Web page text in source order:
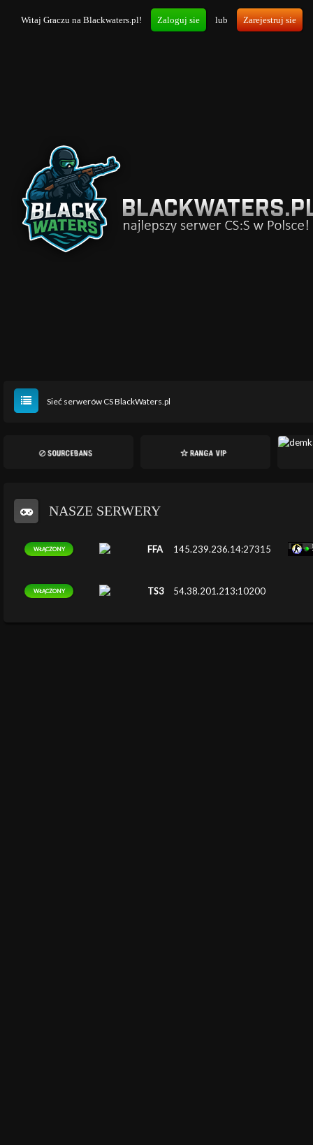
Witaj Graczu na Blackwaters.pl! Zaloguj sie lub Zarejestruj sie
Sieć serwerów CS BlackWaters.pl
NASZE SERWERY
WŁĄCZONY FFA 145.239.236.14:27315
WŁĄCZONY TS3 54.38.201.213:10200